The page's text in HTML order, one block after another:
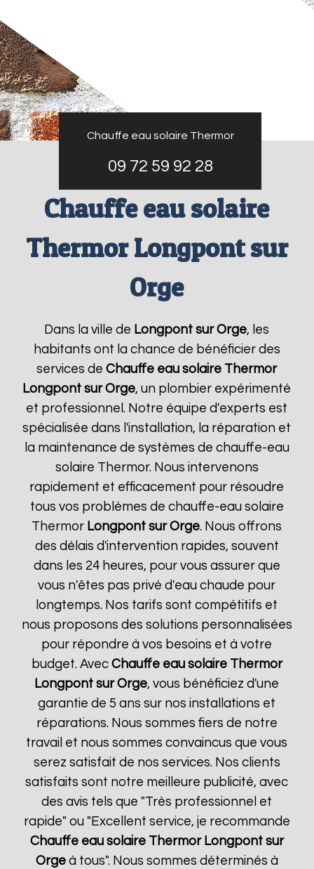
Chauffe eau solaire Thermor
09 72 59 92 28
Chauffe eau solaire
Thermor Longpont sur
Orge
Dans la ville de Longpont sur Orge, les
habitants ont la chance de bénéficier des
services deChauffe eau solaire Thermor
Longpont sur Orge, un plombier expérimenté
et professionnel. Notre équipe d'experts est
spécialisée dans l'installation, la réparation et
la maintenance de systèmes de chauffe-eau
solaire Thermor. Nous intervenons
rapidement et efficacement pour résoudre
tous vos problèmes de chauffe-eau solaire
Thermor Longpont sur Orge. Nous offrons
des délais d'intervention rapides, souvent
dans les 24 heures, pour vous assurer que
vous n'êtes pas privé d'eau chaude pour
longtemps. Nos tarifs sont compétitifs et
nous proposons des solutions personnalisées
pour répondre à vos besoins et à votre
budget. Avec Chauffe eau solaire Thermor
Longpont sur Orge, vous bénéficiez d'une
garantie de 5 ans sur nos installations et
réparations. Nous sommes fiers de notre
travail et nous sommes convaincus que vous
serez satisfait de nos services. Nos clients
satisfaits sont notre meilleure publicité, avec
des avis tels que "Très professionnel et
rapide" ou "Excellent service, je recommande
Chauffe eau solaire Thermor Longpont sur
Orgeà tous". Nous sommes déterminés à